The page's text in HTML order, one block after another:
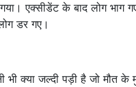
एक्सीडेंट के बाद लोग
डर गए।
भी क्या जल्दी पड़ी है जो मौत